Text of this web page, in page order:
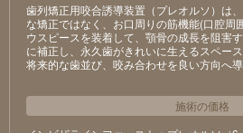
歯列矯正用咬合誘導装置（プレオルソ）は
な矯正ではなく、お口周りの筋機能(口腔周
ウスピースを装着して、顎骨の成長を阻害
に補正し、永久歯がきれいに生えるスペー
将来的な歯並び、咬み合わせを良い方向へ導
施術の価格